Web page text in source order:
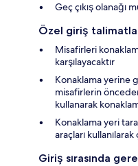
Geç çıkış olanağı
Özel giriş
Misafirleri
karşılayacaktır
Konaklama yerine
misafirlerin
kullanarak
Konaklama yeri
araçları
Giriş sırasında